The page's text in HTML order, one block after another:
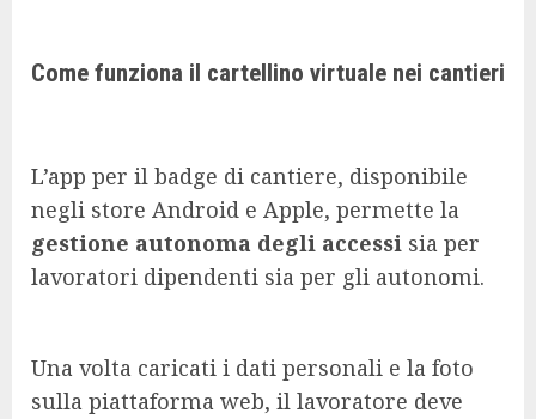
Come funziona il cartellino virtuale nei cantieri
L’app per il badge di cantiere, disponibile
negli store Android e Apple, permette la
gestione autonoma degli accessi sia per
lavoratori dipendenti sia per gli autonomi.
Una volta caricati i dati personali e la foto
sulla piattaforma web, il lavoratore deve